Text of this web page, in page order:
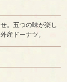
。五つの味が楽し
産ドーナツ。